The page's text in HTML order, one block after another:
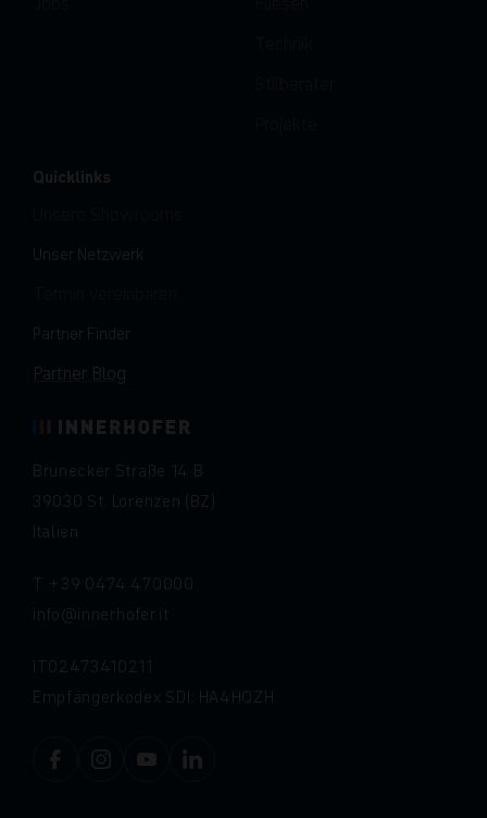
Brunecker Straße 14 B
39030 St. Lorenzen (BZ)
Italien
T +39 0474 470000
info
innerhofer.it
IT02473410211
Empfängerkodex SDI: HA4HQZH
Quicklinks
Unser Netzwerk
Partner Finder
Partner Blog